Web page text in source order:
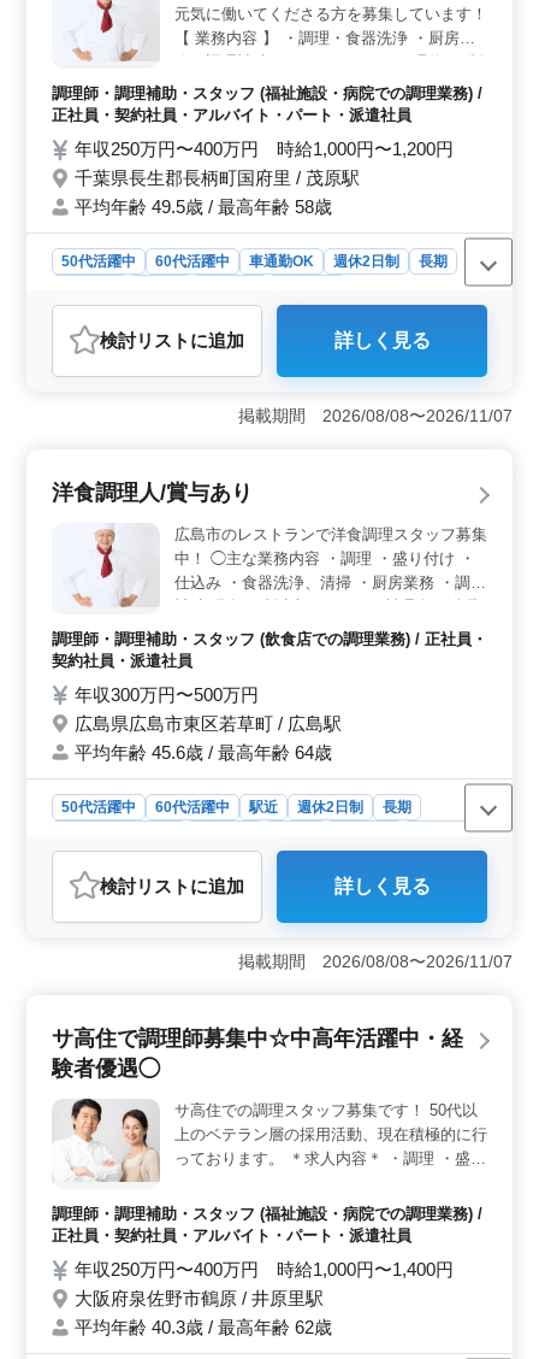
仕事とプライベートのバランスを取りやすいです。
元気に働いてくださる方を募集しています！
【 業務内容 】 ・調理・食器洗浄 ・厨房業
・社会保険完備◎ ・車通勤可能！ 皆様から
のご応募お待ちしております！
調理師・調理補助・スタッフ (福祉施設・病院での調理業務) /
正社員・契約社員・アルバイト・パート・派遣社員
年収250万円〜400万円 時給1,000円〜1,200円
千葉県長生郡長柄町国府里 / 茂原駅
平均年齢 49.5歳 / 最高年齢 58歳
50代活躍中 60代活躍中 車通勤OK 週休2日制
長期
調理師・調理補助・スタッフ
おすすめポイント
＜中高年活躍中＞ この職場は50代、60代を含む中高年
層が活躍している職場です。経験豊富な世代が働きやす
い職場であり、年齢を重ねた方々のスキルや調理経験を
ンスを重視した、安定した労働環境が整っておりま
す。 ＜車通勤可能＞ 施設は車通勤が可能で、通勤
の利便性が高いです。 ストレスなく業務に専念できる
環境です。
検討リスト に追加 詳しく見る
掲載期間 2026/08/08〜2026/11/07
洋食調理人/賞与あり
広島市のレストランで洋食調理スタッフ募集
中！ ◯主な業務内容 ・調理 ・盛り付け ・
仕込み ・食器洗浄、清掃 ・厨房業務 ・調理
中。 今までの経験を活かして、厨房で活躍
してみませんか？ ＊賞与あり ＊昇給制度あ
活躍中
調理師・調理補助・スタッフ (飲食店での調理業務) / 正社員・
契約社員・派遣社員
年収300万円〜500万円
広島県広島市東区若草町 / 広島駅
平均年齢 45.6歳 / 最高年齢 64歳
50代活躍中 60代活躍中 駅近 週休2日制
長期
派遣社員
おすすめポイント
＜キャリアの幅広さ＞ 年齢を問わず活躍できる環境が
整っています。特にシニア世代の経験豊富な料理人が活
躍中で、長年の経験を活かして調理スキルをさらに磨け
しやすい環境が整っています。また、賞与や昇給制度も
あり、安定した収入が期待できます。 ＜福利厚生の
完備されています。更に、通勤手当が実費支給されるた
め、交通費の負担が軽減されます。
検討リスト に追加 詳しく見る
掲載期間 2026/08/08〜2026/11/07
サ高住で調理師募集中☆中高年活躍中・経
験者優遇◯
サ高住での調理スタッフ募集です！ 50代以
上のベテラン層の採用活動、現在積極的に行
っております。 ＊求人内容＊ ・調理 ・盛り
内清掃 ・調理補助 備考 ・社会保険完備 ・
勤務時間応相談 ・50代、60代の採用実績あ
調理師・調理補助・スタッフ (福祉施設・病院での調理業務) /
正社員・契約社員・アルバイト・パート・派遣社員
年収250万円〜400万円 時給1,000円〜1,400円
大阪府泉佐野市鶴原 / 井原里駅
平均年齢 40.3歳 / 最高年齢 62歳